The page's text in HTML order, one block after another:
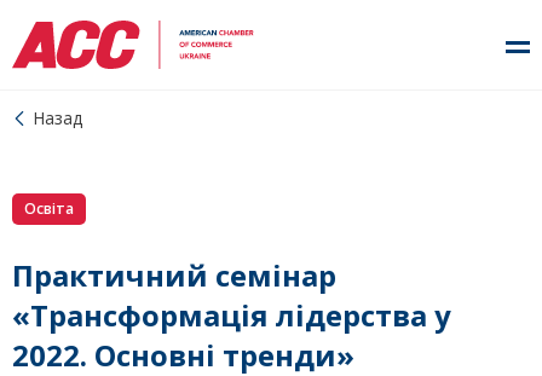
Назад
Освіта
Практичний семінар
«Трансформація лідерства у
2022. Основні тренди»